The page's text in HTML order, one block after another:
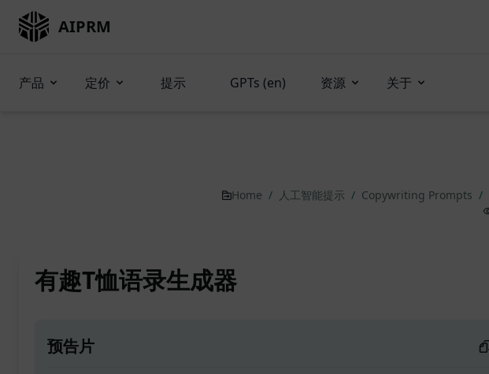
AIPRM
产品 定价 提示 GPTs (en) 资源 关于
Home / 人工智能提示 / Copywriting Prompts /
有趣T恤语录生成器
预告片